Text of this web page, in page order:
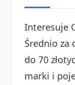
Interesuje
Średnio za
do 70
marki i